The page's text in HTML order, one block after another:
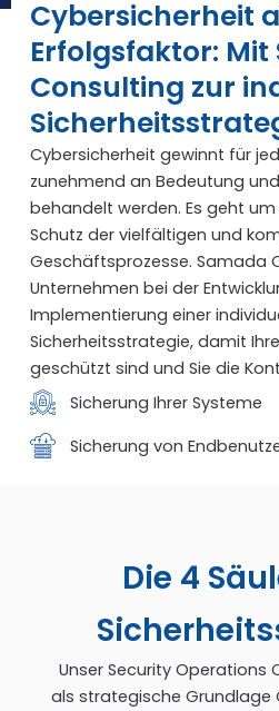
Cybersicherheit
Erfolgsfaktor:
Consulting zur
Cybersicherheit gewinnt für
zunehmend an Bedeutung
behandelt werden. Es geht
Schutz der vielfältigen und
Geschäftsprozesse. Samada
Unternehmen bei der
Implementierung einer
Sicherheitsstrategie, damit
geschützt sind und Sie die
Sicherung Ihrer Systeme
Sicherung von
Die 4
Unser Security Operations
als strategische